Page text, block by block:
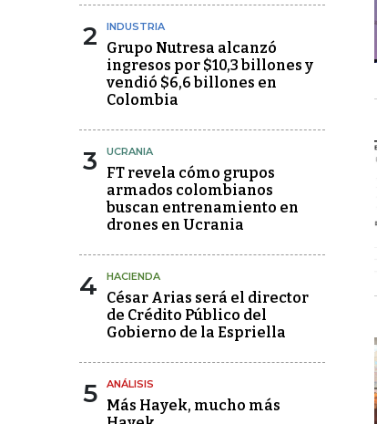
2 INDUSTRIA
Grupo Nutresa alcanzó
ingresos por $10,3 billones y
vendió $6,6 billones en
Colombia
3 UCRANIA
FT revela cómo grupos
armados colombianos
buscan entrenamiento en
drones en Ucrania
4 HACIENDA
César Arias será el director
de Crédito Público del
Gobierno de la Espriella
5 ANÁLISIS
Más Hayek, mucho más